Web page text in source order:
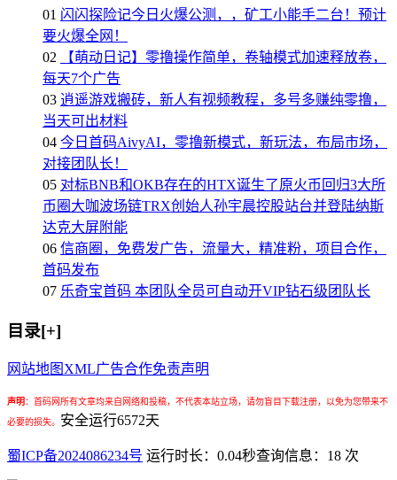
01 闪闪探险记今日火爆公测，，矿工小能手二台！预计
要火爆全网！
02
【萌动日记】零撸操作简单，卷轴模式加速释放卷，
每天7个广告
03 逍遥游戏搬砖，新人有视频教程，多号多赚纯零撸，
当天可出材料
04 今日首码AivyAI，零撸新模式，新玩法，布局市场，
对接团队长！
05 对标BNB和OKB存在的HTX诞生了原火币回归3大所
币圈大咖波场链TRX创始人孙宇晨控股站台并登陆纳斯
达克大屏附能
06 信商圈，免费发广告，流量大，精准粉，项目合作，
首码发布
07 乐奇宝首码 本团队全员可自动开VIP钻石级团队长
目录[+]
网站地图 XML广告合作免责声明
声明： 首码网所有文章均来自网络和投稿，不代表本站立场，请勿盲目下载注册，以免为您带来不
必要的损失。 安全运行6572天
蜀ICP备2024086234号 运行时长：0.04秒查询信息：18 次